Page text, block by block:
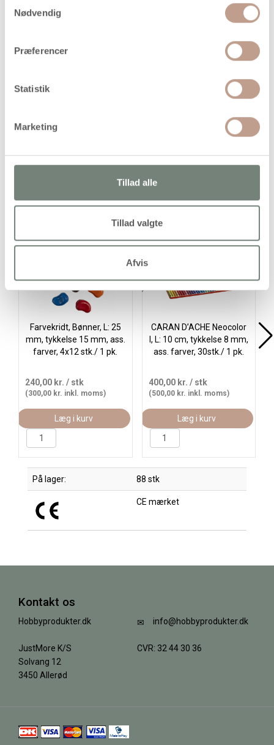
Nødvendig
Præferencer
Statistik
Marketing
Tillad alle
Tillad valgte
Afvis
Levering: 1-3 hverdage
Vandfast og lysægte vokspastel fra Caran d'Ache i
studiekvalitet med imponerende farveegenskaber
Alternativer
Farvekridt, Bønner, L: 25
mm, tykkelse 15 mm, ass.
farver, 4x12 stk./ 1 pk.
240,00 kr. / stk
(300,00 kr. inkl. moms)
Læg i kurv
Køb mere og spar
CARAN D’ACHE Neocolor
I, L: 10 cm, tykkelse 8 mm,
ass. farver, 30stk./ 1 pk.
400,00 kr. / stk
(500,00 kr. inkl. moms)
Læg i kurv
På lager: 88 stk
CE mærket
Kontakt os
Hobbyprodukter.dk
JustMore K/S
Solvang 12
3450 Allerød
info@hobbyprodukter.dk
CVR: 32 44 30 36